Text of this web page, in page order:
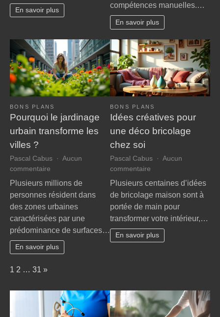
matin
jusqu’au
En savoir plus
compétences manuelles.…
En savoir plus
BONS PLANS
Pourquoi le jardinage
urbain transforme les
villes ?
Pascal Cabus
Aucun
commentaire
Pourquoi
jardinage
urbain
transforme
les
villes
?
Plusieurs millions de
personnes résident dans
des zones urbaines
caractérisées par une
prédominance de surfaces…
En savoir plus
BONS PLANS
Idées créatives pour
une déco bricolage
chez soi
Pascal Cabus
Aucun
commentaire
Idées
pour
une
déco
bricolage
chez
Plusieurs centaines d’idées
de bricolage maison sont à
portée de main pour
transformer votre intérieur,…
En savoir plus
Page:
1 2 … 31 Next
»